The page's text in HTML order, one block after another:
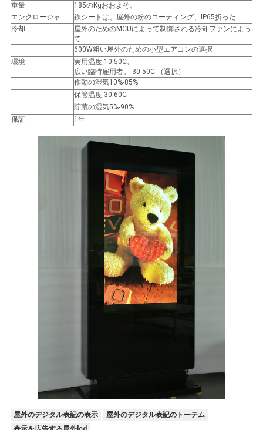
地
図
PRIVACY
POLICY
重量
185のKgおおよそ。
エンクロージャ
鉄シートは、屋外の粉のコーティング、IP65折った
冷却
屋外のためのMCUによって制御される冷却ファンによっ
て
600W粗い屋外のための小型エアコンの選択
環境
実用温度-10-50C、
広い臨時雇用者。-30-50C （選択）
作動の湿気10%-85%
保管温度-30-60C
貯蔵の湿気5%-90%
保証
1年
屋外のデジタル表記の表示
屋外のデジタル表記のトーテム